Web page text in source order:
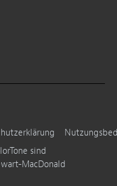
sind
MacDonald